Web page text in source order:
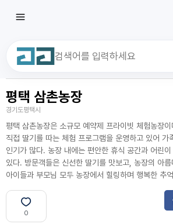
최근 검색어
평택 삼촌농장
경기도평택시
평택 삼촌농장은 소규모 예약제 프라이빗 체험농장이
직접 딸기를 따는 체험 프로그램을 운영하고 있어 가
인기가 많다. 농장 내에는 편안한 휴식 공간과 어린
있다. 방문객들은 신선한 딸기를 맛보고, 농장의 아
아이들과 부모님 모두 농장에서 힐링하며 행복한 추
0